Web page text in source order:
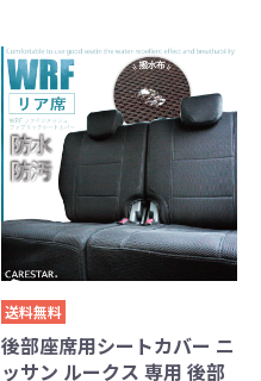
送料無料
後部座席用シートカバー ニ
ッサン ルークス 専用 後部